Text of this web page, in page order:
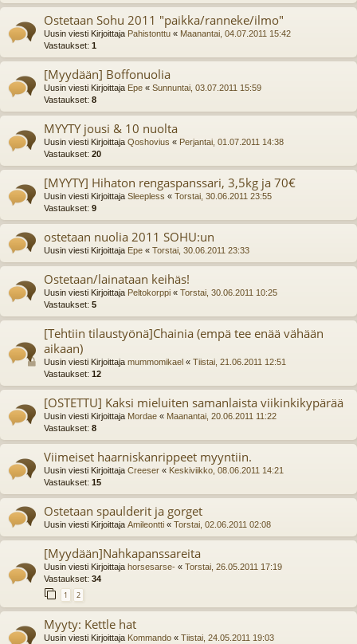
Ostetaan Sohu 2011 "paikka/ranneke/ilmo"
Uusin viesti Kirjoittaja Pahistonttu « Maanantai, 04.07.2011 15:42
Vastaukset: 1
[Myydään] Boffonuolia
Uusin viesti Kirjoittaja Epe « Sunnuntai, 03.07.2011 15:59
Vastaukset: 8
MYYTY jousi & 10 nuolta
Uusin viesti Kirjoittaja Qoshovius « Perjantai, 01.07.2011 14:38
Vastaukset: 20
[MYYTY] Hihaton rengaspanssari, 3,5kg ja 70€
Uusin viesti Kirjoittaja Sleepless « Torstai, 30.06.2011 23:55
Vastaukset: 9
ostetaan nuolia 2011 SOHU:un
Uusin viesti Kirjoittaja Epe « Torstai, 30.06.2011 23:33
Ostetaan/lainataan keihäs!
Uusin viesti Kirjoittaja Peltokorppi « Torstai, 30.06.2011 10:25
Vastaukset: 5
[Tehtiin tilaustyönä]Chainia (empä tee enää vähään
aikaan)
Uusin viesti Kirjoittaja mummomikael « Tiistai, 21.06.2011 12:51
Vastaukset: 12
[OSTETTU] Kaksi mieluiten samanlaista viikinkikypärää
Uusin viesti Kirjoittaja Mordae « Maanantai, 20.06.2011 11:22
Vastaukset: 8
Viimeiset haarniskanrippeet myyntiin.
Uusin viesti Kirjoittaja Creeser « Keskiviikko, 08.06.2011 14:21
Vastaukset: 15
Ostetaan spaulderit ja gorget
Uusin viesti Kirjoittaja Amileontti « Torstai, 02.06.2011 02:08
[Myydään]Nahkapanssareita
Uusin viesti Kirjoittaja horsesarse- « Torstai, 26.05.2011 17:19
Vastaukset: 34
1 2
Myyty: Kettle hat
Uusin viesti Kirjoittaja Kommando « Tiistai, 24.05.2011 19:03